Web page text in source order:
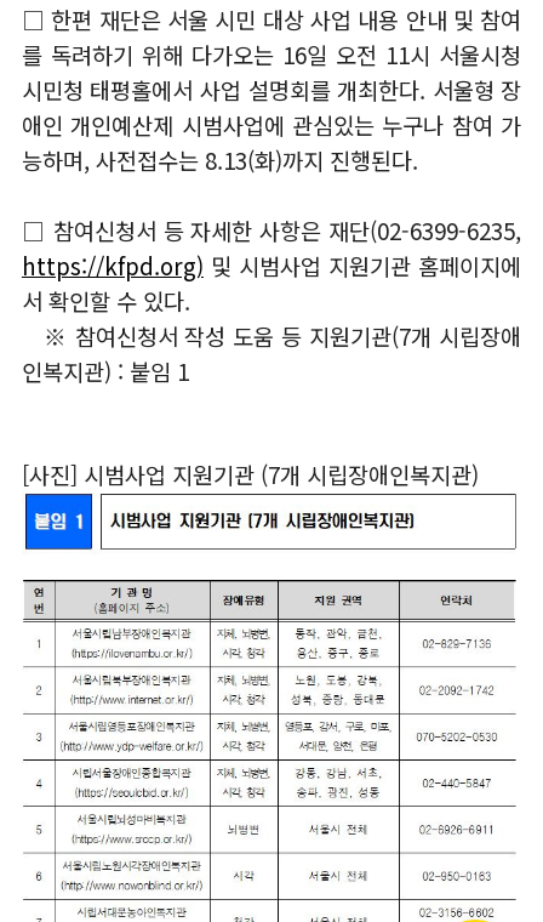
□ 한편 재단은 서울 시민 대상 사업 내용 안내 및 참여
를 독려하기 위해 다가오는 16일 오전 11시 서울시청
시민청 태평홀에서 사업 설명회를 개최한다. 서울형 장
애인 개인예산제 시범사업에 관심있는 누구나 참여 가
능하며, 사전접수는 8.13(화)까지 진행된다.
□ 참여신청서 등 자세한 사항은 재단(02-6399-6235,
https://kfpd.org) 및 시범사업 지원기관 홈페이지에
서 확인할 수 있다.
※ 참여신청서 작성 도움 등 지원기관(7개 시립장애
인복지관) : 붙임 1
[사진] 시범사업 지원기관 (7개 시립장애인복지관)